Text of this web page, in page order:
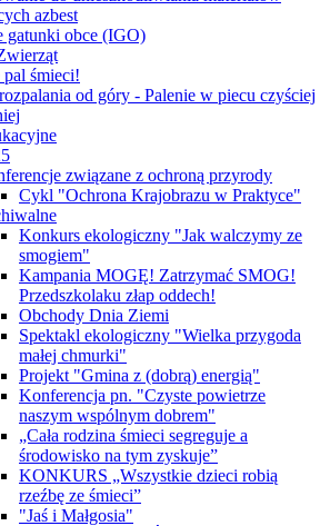
azbest
gatunki obce (IGO)
śmieci!
od góry - Palenie w piecu czyściej
związane z ochroną przyrody
Cykl "Ochrona Krajobrazu w Praktyce"
Konkurs ekologiczny "Jak walczymy ze
smogiem"
Kampania MOGĘ! Zatrzymać SMOG!
Przedszkolaku złap oddech!
Obchody Dnia Ziemi
Spektakl ekologiczny "Wielka przygoda
małej chmurki"
Projekt "Gmina z (dobrą) energią"
Konferencja pn. "Czyste powietrze
naszym wspólnym dobrem"
„Cała rodzina śmieci segreguje a
środowisko na tym zyskuje”
KONKURS „Wszystkie dzieci robią
rzeźbę ze śmieci”
"Jaś i Małgosia"